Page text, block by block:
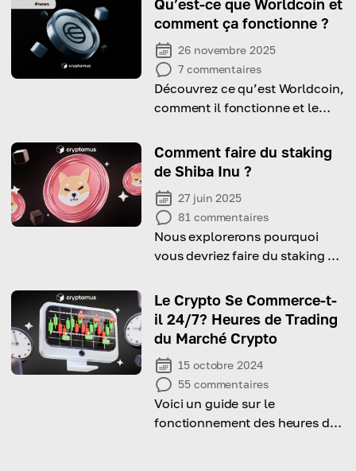
Qu’est-ce que Worldcoin et
comment ça fonctionne ?
26 novembre 2025
7 commentaires
Découvrez ce qu’est Worldcoin,
comment il fonctionne et le
l’écosystème crypto.
Comment faire du staking
de Shiba Inu ?
27 juin 2025
81 commentaires
Nous explorerons pourquoi
vous devriez faire du staking de
Le Crypto Se Commerce-t-
il 24/7? Heures de Trading
du Marché Crypto
15 octobre 2024
55 commentaires
Voici un guide sur le
fonctionnement des heures de